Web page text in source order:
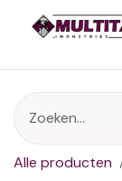
Alle producten